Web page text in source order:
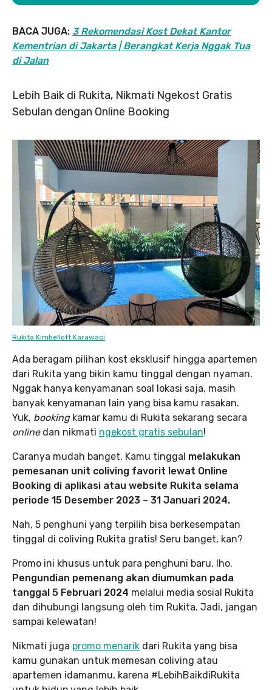
BACA JUGA: 3 Rekomendasi Kost Dekat Kantor
Kementrian di Jakarta | Berangkat Kerja Nggak Tua
di Jalan
Lebih Baik di Rukita, Nikmati Ngekost Gratis
Sebulan dengan Online Booking
Rukita Kimbelloft Karawaci
Ada beragam pilihan kost eksklusif hingga apartemen
dari Rukita yang bikin kamu tinggal dengan nyaman.
Nggak hanya kenyamanan soal lokasi saja, masih
banyak kenyamanan lain yang bisa kamu rasakan.
Yuk, bookingkamar kamu di Rukita sekarang secara
onlinedan nikmati ngekost gratis sebulan!
Caranya mudah banget. Kamu tinggal melakukan
pemesanan unit coliving favorit lewat Online
Booking di aplikasi atau website Rukita selama
periode 15 Desember 2023 – 31 Januari 2024.
Nah, 5 penghuni yang terpilih bisa berkesempatan
tinggal di coliving Rukita gratis! Seru banget, kan?
Promo ini khusus untuk para penghuni baru, lho.
Pengundian pemenang akan diumumkan pada
tanggal 5 Februari 2024 melalui media sosial Rukita
dan dihubungi langsung oleh tim Rukita. Jadi, jangan
sampai kelewatan!
Nikmati juga promo menarik dari Rukita yang bisa
kamu gunakan untuk memesan coliving atau
apartemen idamanmu, karena #LebihBaikdiRukita